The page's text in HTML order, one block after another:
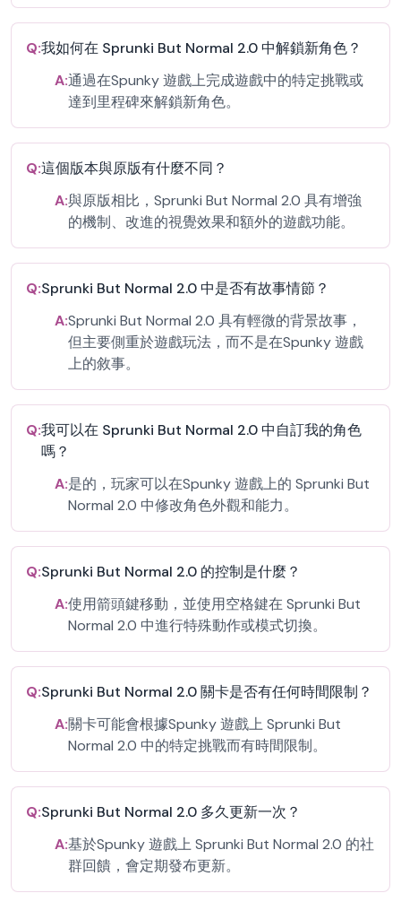
Q:我如何在 Sprunki But Normal 2.0 中解鎖新角色？
A:通過在Spunky 遊戲上完成遊戲中的特定挑戰或
達到里程碑來解鎖新角色。
Q:這個版本與原版有什麼不同？
A:與原版相比，Sprunki But Normal 2.0 具有增強
的機制、改進的視覺效果和額外的遊戲功能。
Q:Sprunki But Normal 2.0 中是否有故事情節？
A:Sprunki But Normal 2.0 具有輕微的背景故事，
但主要側重於遊戲玩法，而不是在Spunky 遊戲
上的敘事。
Q:我可以在 Sprunki But Normal 2.0 中自訂我的角色
嗎？
A:是的，玩家可以在Spunky 遊戲上的 Sprunki But
Normal 2.0 中修改角色外觀和能力。
Q:Sprunki But Normal 2.0 的控制是什麼？
A:使用箭頭鍵移動，並使用空格鍵在 Sprunki But
Normal 2.0 中進行特殊動作或模式切換。
Q:Sprunki But Normal 2.0 關卡是否有任何時間限制？
A:關卡可能會根據Spunky 遊戲上 Sprunki But
Normal 2.0 中的特定挑戰而有時間限制。
Q:Sprunki But Normal 2.0 多久更新一次？
A:基於Spunky 遊戲上 Sprunki But Normal 2.0 的社
群回饋，會定期發布更新。